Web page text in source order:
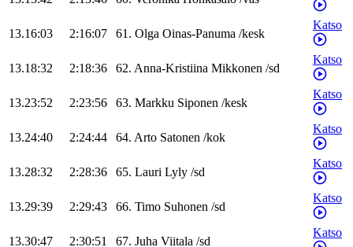
13.16:03 2:16:07 61. Olga Oinas-Panuma /kesk
Katso
13.18:32 2:18:36 62. Anna-Kristiina Mikkonen /sd
Katso
13.23:52 2:23:56 63. Markku Siponen /kesk
Katso
13.24:40 2:24:44 64. Arto Satonen /kok
Katso
13.28:32 2:28:36 65. Lauri Lyly /sd
Katso
13.29:39 2:29:43 66. Timo Suhonen /sd
Katso
13.30:47 2:30:51 67. Juha Viitala /sd
Katso